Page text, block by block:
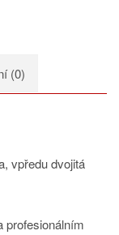
(0)
vpředu dvojitá
profesionálním